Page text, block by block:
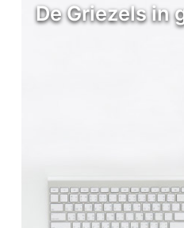
De Griezels in